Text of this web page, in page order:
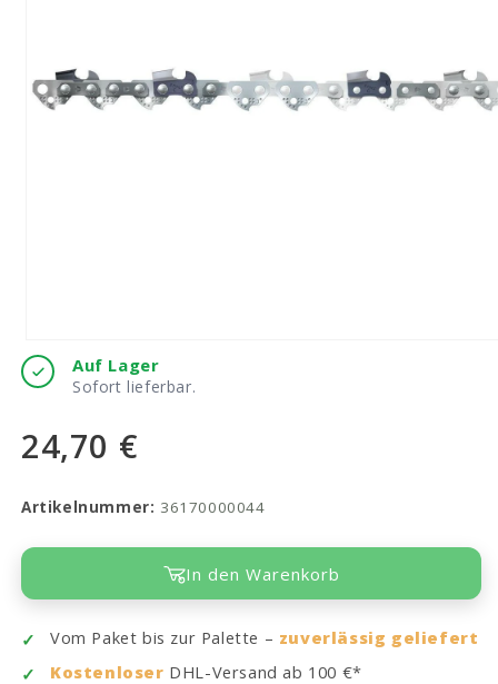
1
in
Auf Lager
Sofort lieferbar.
24,70 €
Artikelnummer: 36170000044
In den Warenkorb
Vom Paket bis zur Palette – zuverlässig geliefert
Kostenloser DHL-Versand ab 100 €*